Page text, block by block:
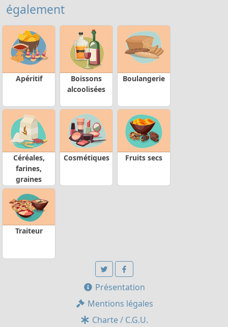
également
Apéritif
Boissons
alcoolisées
Boulangerie
Céréales,
farines,
graines
Cosmétiques Fruits secs
Traiteur
Présentation
Mentions légales
Charte / C.G.U.